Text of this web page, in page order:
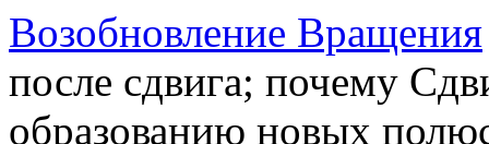
Возобновление Вращения
после сдвига; почему
образованию новых